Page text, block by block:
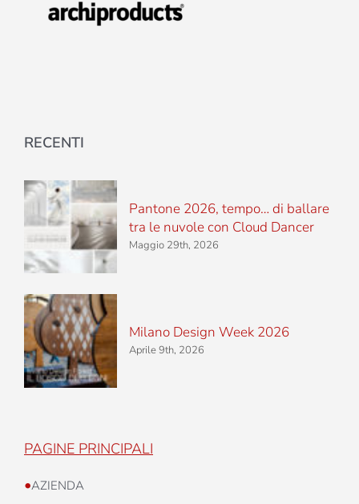
RECENTI
Pantone 2026, tempo… di ballare
tra le nuvole con Cloud Dancer
Maggio 29th, 2026
Milano Design Week 2026
Aprile 9th, 2026
PAGINE PRINCIPALI
•AZIENDA